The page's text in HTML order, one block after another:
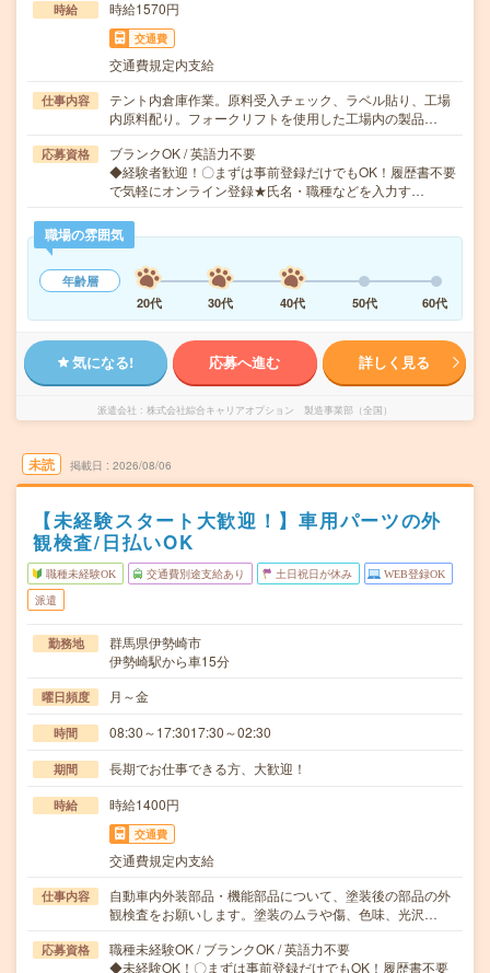
時給 時給1570円
交通費
交通費規定内支給
仕事内容
テント内倉庫作業。原料受入チェック、ラベル貼り、工場
内原料配り。フォークリフトを使用した工場内の製品…
応募資格
ブランクOK / 英語力不要
◆経験者歓迎！〇まずは事前登録だけでもOK！履歴書不要
で気軽にオンライン登録★氏名・職種などを入力す…
職場の雰囲気
年齢層
20代
30代 40代 50代 60代
気になる! 応募へ進む 詳しく見る
派遣会社 株式会社綜合キャリアオプション 製造事業部（全国）
未読 掲載日 2026/08/06
【未経験スタート大歓迎！】車用パーツの外
観検査/日払いOK
職種未経験OK 交通費別途支給あり 土日祝日が休み WEB登録OK
派遣
勤務地
群馬県伊勢崎市
伊勢崎駅から車15分
曜日頻度 月～金
時間 08:30～17:3017:30～02:30
期間 長期でお仕事できる方、大歓迎！
時給 時給1400円
交通費
交通費規定内支給
仕事内容
自動車内外装部品・機能部品について、塗装後の部品の外
観検査をお願いします。塗装のムラや傷、色味、光沢…
応募資格
職種未経験OK / ブランクOK / 英語力不要
◆未経験OK！〇まずは事前登録だけでもOK！履歴書不要